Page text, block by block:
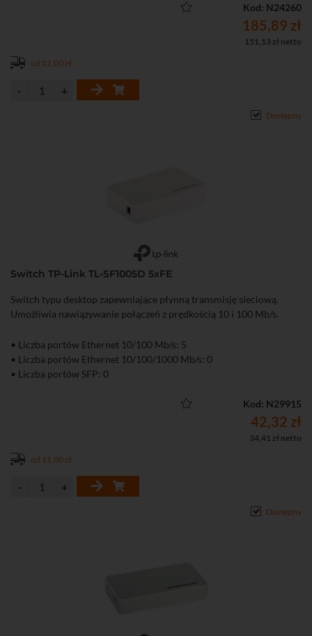
Kod: N24260
185,89 zł
151,13 zł netto
od 11,00 zł
Dostępny
Switch TP-Link TL-SF1005D 5xFE
Switch typu desktop zapewniające płynną transmisję sieciową.
Umożliwia nawiązywanie połączeń z prędkością 10 i 100 Mb/s.
• Liczba portów Ethernet 10/100 Mb/s: 5
• Liczba portów Ethernet 10/100/1000 Mb/s: 0
• Liczba portów SFP: 0
Kod: N29915
42,32 zł
34,41 zł netto
od 11,00 zł
Dostępny